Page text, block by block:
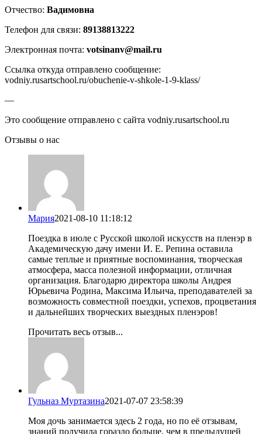
Отчество: Вадимовна
Телефон для связи: 89138813222
Электронная почта: votsinanv@mail.ru
Ссылка откуда отправлено сообщение:
vodniy.rusartschool.ru/obuchenie-v-shkole-1-9-klass/
—
Это сообщение отправлено с сайта vodniy.rusartschool.ru
Отзывы о нас
Мария2021-08-10 11:18:12
Поездка в июле с Русской школой искусств на пленэр в
Академическую дачу имени И. Е. Репина оставила
самые теплые и приятные воспоминания, творческая
атмосфера, масса полезной информации, отличная
организация. Благодарю директора школы Андрея
Юрьевича Родина, Максима Ильича, преподавателей за
возможность совместной поездки, успехов, процветания
и дальнейших творческих выездных пленэров!
Прочитать весь отзыв...
Гульназ Муртазина2021-07-07 23:58:39
Моя дочь занимается здесь 2 года, но по её отзывам,
знаний получила гораздо больше, чем в предыдущей